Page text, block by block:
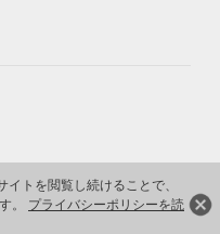
トを閲覧し続けることで、
。 プライバシーポリシーを読
Co., Ltd. All rights reserved.